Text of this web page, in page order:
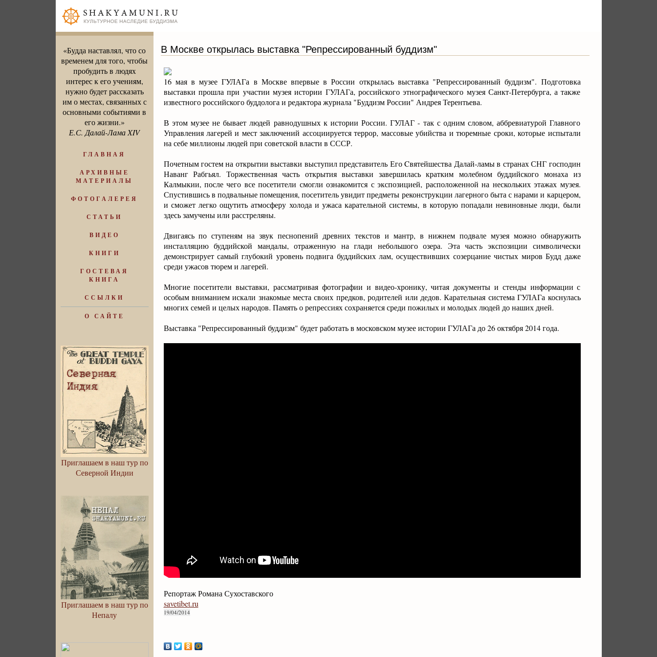
«Будда наставлял, что со
временем для того, чтобы
пробудить в людях
интерес к его учениям,
нужно будет рассказать
им о местах, связанных с
основными событиями в
его жизни.»
Е.С. Далай-Лама XIV
ГЛАВНАЯ
АРХИВНЫЕ
МАТЕРИАЛЫ
ФОТОГАЛЕРЕЯ
СТАТЬИ
ВИДЕО
КНИГИ
ГОСТЕВАЯ
КНИГА
ССЫЛКИ
О САЙТЕ
Приглашаем в наш тур по
Северной Индии
Приглашаем в наш тур по
Непалу
В Москве открылась выставка "Репрессированный буддизм"
16 мая в музее ГУЛАГа в Москве впервые в России открылась выставка "Репрессированный буддизм". Подготовка
выставки прошла при участии музея истории ГУЛАГа, российского этнографического музея Санкт-Петербурга, а также
известного российского буддолога и редактора журнала "Буддизм России" Андрея Терентьева.
В этом музее не бывает людей равнодушных к истории России. ГУЛАГ - так с одним словом, аббревиатурой Главного
Управления лагерей и мест заключений ассоциируется террор, массовые убийства и тюремные сроки, которые испытали
на себе миллионы людей при советской власти в СССР.
Почетным гостем на открытии выставки выступил представитель Его Cвятейшества Далай-ламы в странах СНГ господин
Наванг Рабгьял. Торжественная часть открытия выставки завершилась кратким молебном буддийского монаха из
Калмыкии, после чего все посетители смогли ознакомится с экспозицией, расположенной на нескольких этажах музея.
Спустившись в подвальные помещения, посетитель увидит предметы реконструкции лагерного быта с нарами и карцером,
и сможет легко ощутить атмосферу холода и ужаса карательной системы, в которую попадали невиновные люди, были
здесь замучены или расстреляны.
Двигаясь по ступеням на звук песнопений древних текстов и мантр, в нижнем подвале музея можно обнаружить
инсталляцию буддийской мандалы, отраженную на глади небольшого озера. Эта часть экспозиции символически
демонстрирует самый глубокий уровень подвига буддийских лам, осуществивших созерцание чистых миров Будд даже
среди ужасов тюрем и лагерей.
Многие посетители выставки, рассматривая фотографии и видео-хронику, читая документы и стенды информации с
особым вниманием искали знакомые места своих предков, родителей или дедов. Карательная система ГУЛАГа коснулась
многих семей и целых народов. Память о репрессиях сохраняется среди пожилых и молодых людей до наших дней.
Выставка "Репрессированный буддизм" будет работать в московском музее истории ГУЛАГа до 26 октября 2014 года.
Рeпортаж Романа Сухоставского
savetibet.ru
19/04/2014